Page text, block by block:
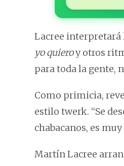
Lacree interpretará
yo quieroy otros
para toda la gente,
Como primicia,
estilo twerk. “Se
chabacanos, es
Martín Lacree